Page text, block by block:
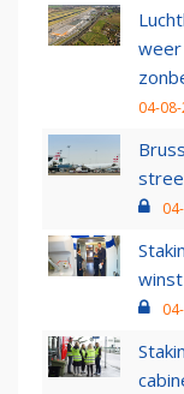
weer
04-